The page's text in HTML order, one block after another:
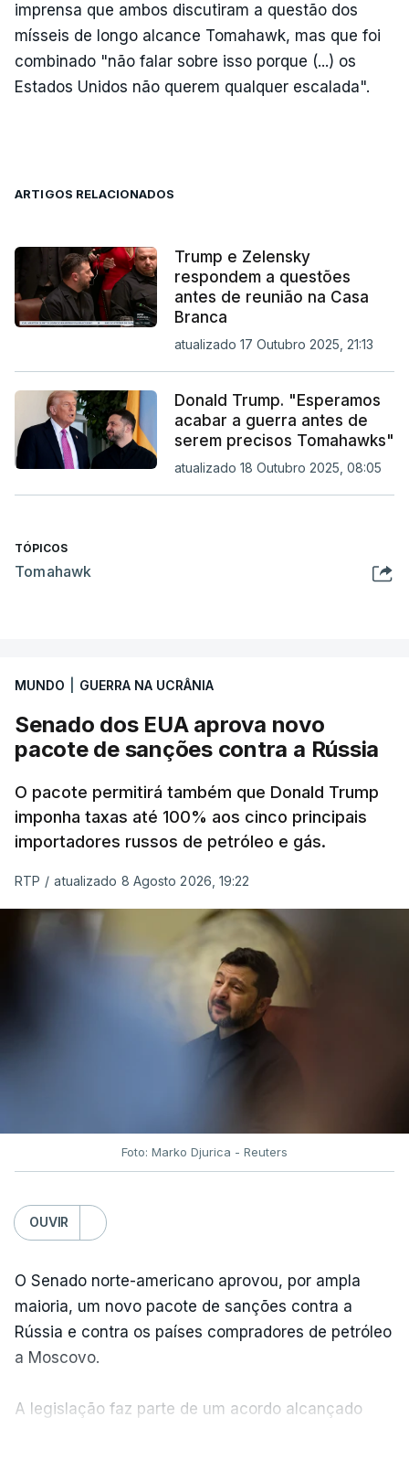
imprensa que ambos discutiram a questão dos
mísseis de longo alcance Tomahawk, mas que foi
combinado "não falar sobre isso porque (...) os
Estados Unidos não querem qualquer escalada".
ARTIGOS RELACIONADOS
Trump e Zelensky
respondem a questões
antes de reunião na Casa
Branca
atualizado 17 Outubro 2025, 21:13
Donald Trump. "Esperamos
acabar a guerra antes de
serem precisos Tomahawks"
atualizado 18 Outubro 2025, 08:05
TÓPICOS
Tomahawk
MUNDO GUERRA NA UCRÂNIA
Senado dos EUA aprova novo
pacote de sanções contra a Rússia
O pacote permitirá também que Donald Trump
imponha taxas até 100% aos cinco principais
importadores russos de petróleo e gás.
RTP / atualizado 8 Agosto 2026, 19:22
Foto: Marko Djurica - Reuters
OUVIR
O Senado norte-americano aprovou, por ampla
maioria, um novo pacote de sanções contra a
Rússia e contra os países compradores de petróleo
a Moscovo.
A legislação faz parte de um acordo alcançado